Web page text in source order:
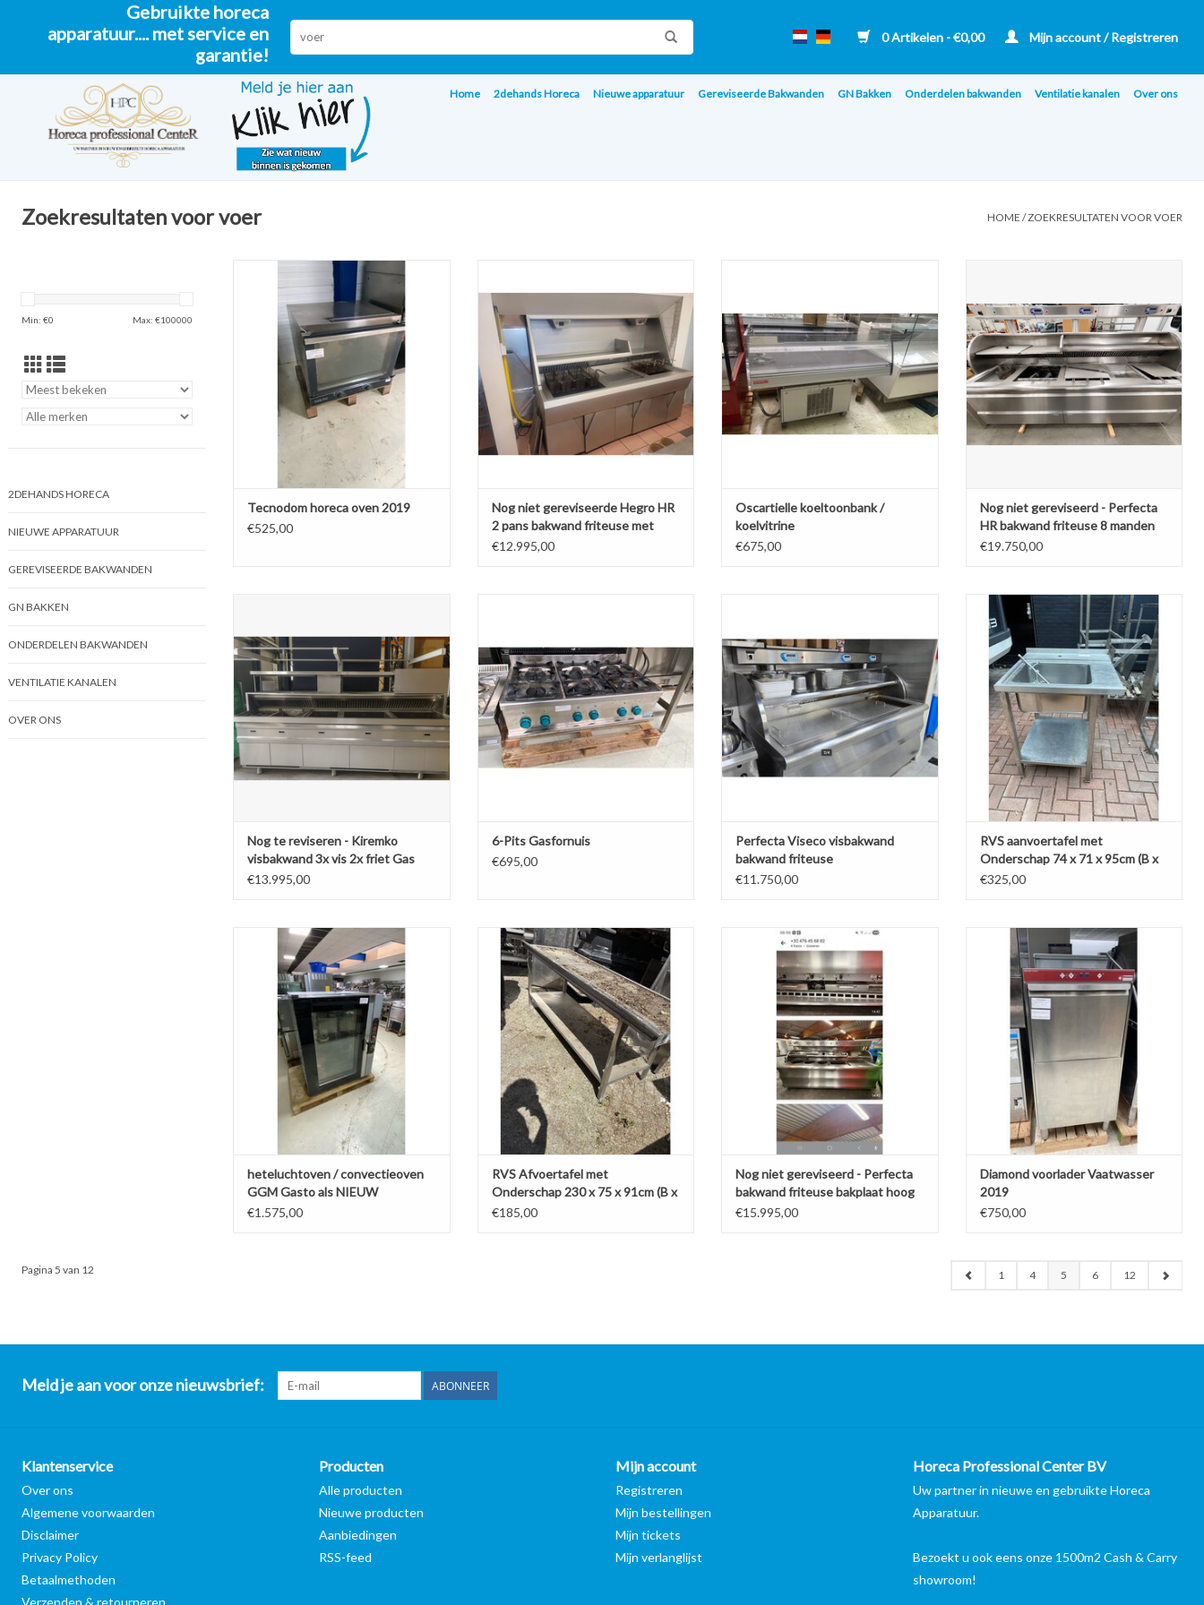
Gebruikte horeca
apparatuur.... met service en
garantie!
0 Artikelen - €0,00 Mijn account / Registreren
Home 2dehands Horeca Nieuwe apparatuur Gereviseerde Bakwanden GN Bakken Onderdelen bakwanden Ventilatie kanalen Over ons
Zoekresultaten voor voer HOME /ZOEKRESULTATEN VOOR VOER
Min: €0 Max: €100000
2DEHANDS HORECA
NIEUWE APPARATUUR
GEREVISEERDE BAKWANDEN
GN BAKKEN
ONDERDELEN BAKWANDEN
VENTILATIE KANALEN
OVER ONS
horeca oven
TOEVOEGEN AAN WINKELWAGEN
Tecnodom horeca oven 2019
€525,00
TOEVOEGEN AAN WINKELWAGEN
Nog niet gereviseerde Hegro HR
2 pans bakwand friteuse met
bakplaat
€12.995,00
Oscartielle koeltoonbank /
koelvitrine
€675,00
TOEVOEGEN AAN WINKELWAGEN
Nog niet gereviseerd - Perfecta
HR bakwand friteuse 8 manden
€19.750,00
TOEVOEGEN AAN WINKELWAGEN
Nog te reviseren - Kiremko
visbakwand 3x vis 2x friet Gas
€13.995,00
6-Pits Gasfornuis
€695,00
TOEVOEGEN AAN WINKELWAGEN
Perfecta Viseco visbakwand
bakwand friteuse
€11.750,00
RVS aanvoertafel met Onderschap 74 x
71 x 95cm (B x D x H) Wordt
schoongemaakt bij levering
TOEVOEGEN AAN WINKELWAGEN
RVS aanvoertafel met
Onderschap 74 x 71 x 95cm (B x
D x H) Wordt schoongemaakt bij
€325,00
heteluchtoven / convectieoven
TOEVOEGEN AAN WINKELWAGEN
heteluchtoven / convectieoven
GGM Gasto als NIEUW
€1.575,00
RVS Afvoertafel met Onderschap 230 x
75 x 91cm (B x D x H) Wordt
schoongemaakt voor levering
TOEVOEGEN AAN WINKELWAGEN
RVS Afvoertafel met
Onderschap 230 x 75 x 91cm (B x
D x H) Wordt schoongemaakt
€185,00
Nog niet gereviseerd - Perfecta bakwand
friteuse bakplaat hoog rendement
TOEVOEGEN AAN WINKELWAGEN
Nog niet gereviseerd - Perfecta
bakwand friteuse bakplaat hoog
rendement
€15.995,00
Diamond Horeca Vaatwasser
TOEVOEGEN AAN WINKELWAGEN
Diamond voorlader Vaatwasser
2019
€750,00
Pagina 5 van 12 1 4 5 6 12
Meld je aan voor onze nieuwsbrief: ABONNEER
Klantenservice
Over ons
Algemene voorwaarden
Disclaimer
Privacy Policy
Betaalmethoden
Producten
Alle producten
Nieuwe producten
Aanbiedingen
RSS-feed
Mijn account
Registreren
Mijn bestellingen
Mijn tickets
Mijn verlanglijst
Horeca Professional Center BV
Uw partner in nieuwe en gebruikte Horeca
Apparatuur.
Bezoekt u ook eens onze 1500m2 Cash & Carry
showroom!